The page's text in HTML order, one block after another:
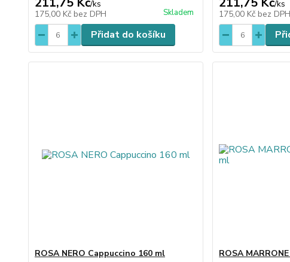
/ks
175,00 Kč bez DPH Skladem
Přidat do košíku
/ks
175,00 Kč bez DPH
ROSA NERO Cappuccino 160 ml ROSA